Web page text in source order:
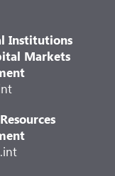
Institutions
Markets